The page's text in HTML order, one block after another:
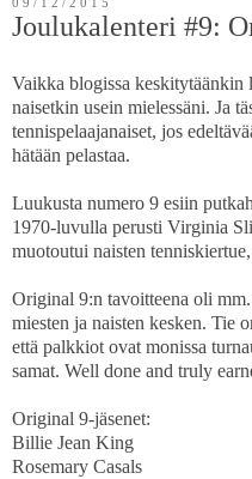
Joulukalenteri #9:
Vaikka blogissa keskitytäänkin
naisetkin usein mielessäni. Ja
tennispelaajanaiset, jos
hätään pelastaa.
Luukusta numero 9 esiin
1970-luvulla perusti Virginia
muotoutui naisten
Original 9:n tavoitteena oli
miesten ja naisten kesken. Tie
että palkkiot ovat monissa
samat. Well done and truly
Original 9-jäsenet:
Billie Jean King
Rosemary Casals